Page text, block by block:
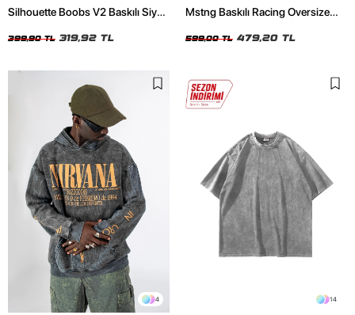
Silhouette Boobs V2 Baskılı Siyah
399,90 TL 319,92 TL
Mstng Baskılı Racing Oversize
599,00 TL 479,20 TL
4 14